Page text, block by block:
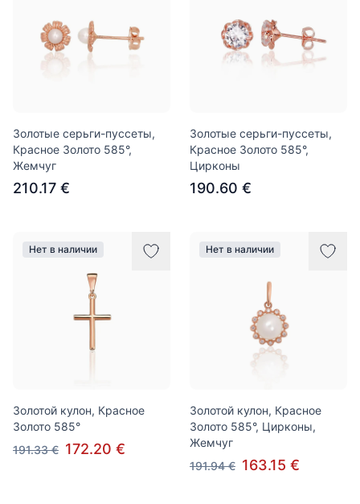
Золотые серьги-пуссеты,
Красное Золото 585°,
Жемчуг
210.17 €
Золотые серьги-пуссеты,
Красное Золото 585°,
Цирконы
190.60 €
Нет в наличии
Золотой кулон, Красное
Золото 585°
191.33 € 172.20 €
Нет в наличии
Золотой кулон, Красное
Золото 585°, Цирконы,
Жемчуг
191.94 € 163.15 €